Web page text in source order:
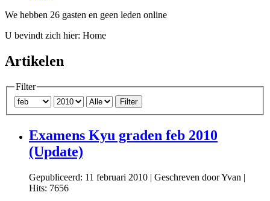
We hebben 26 gasten en geen leden online
U bevindt zich hier: Home
Artikelen
Filter
Filter
Examens Kyu graden feb 2010
(Update)
Gepubliceerd: 11 februari 2010 | Geschreven door Yvan |
Hits: 7656